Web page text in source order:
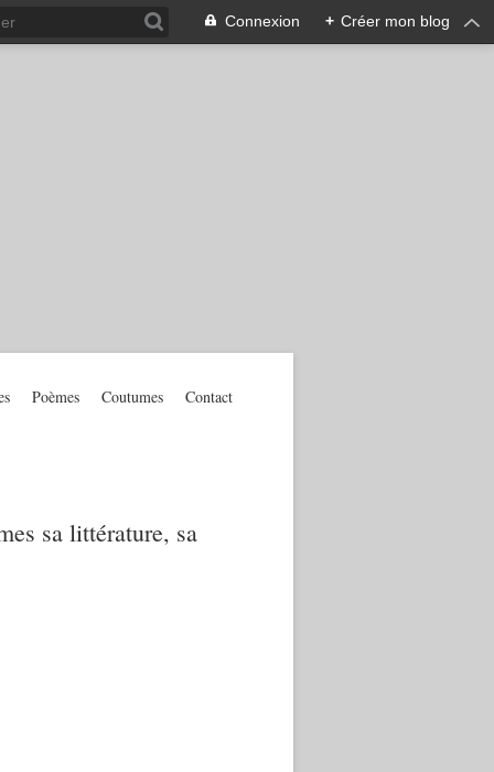
Connexion + Créer mon blog
sa littérature, sa
Poèmes Coutumes Contact